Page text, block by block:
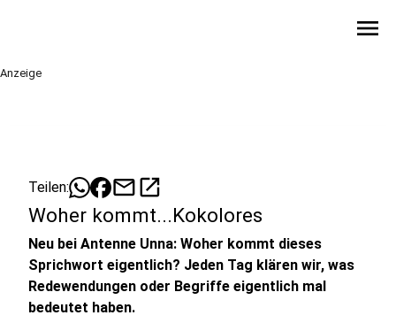
menu
Anzeige
Teilen: mailopen_in_new
Woher kommt...Kokolores
Neu bei Antenne Unna: Woher kommt dieses
Sprichwort eigentlich? Jeden Tag klären wir, was
Redewendungen oder Begriffe eigentlich mal
bedeutet haben.